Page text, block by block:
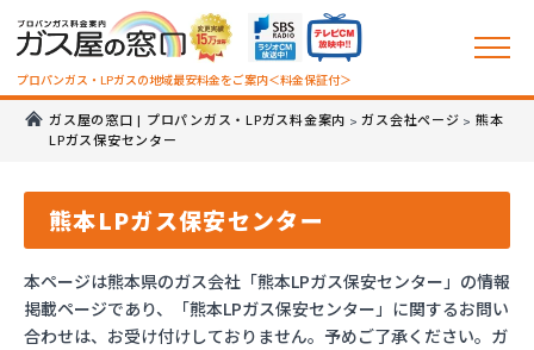
プロパンガス・LPガスの地域最安料金をご案内＜料金保証付＞
ガス屋の窓口 | プロパンガス・LPガス料金案内 >ガス会社ページ > 熊本
LPガス保安センター
熊本LPガス保安センター
本ページは熊本県のガス会社「熊本LPガス保安センター」の情報
掲載ページであり、「熊本LPガス保安センター」に関するお問い
合わせは、お受け付けしておりません。予めご了承ください。ガ